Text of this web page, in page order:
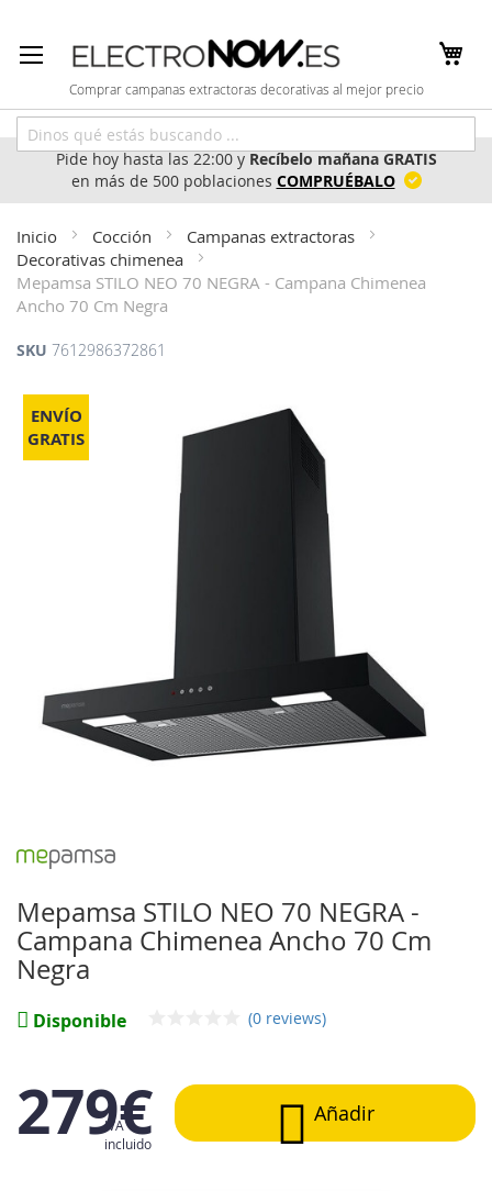
al
contenido
Comprar campanas extractoras decorativas al mejor precio
Pide hoy hasta las 22:00 yRecíbelo mañana GRATIS
en más de 500 poblaciones COMPRUÉBALO
Inicio Cocción
Campanas extractoras
Decorativas chimenea
Mepamsa STILO NEO 70 NEGRA - Campana Chimenea
Ancho 70 Cm Negra
Mepamsa STILO NEO 70 NEGRA -
Campana Chimenea Ancho 70 Cm
Negra
Disponible (0 reviews)
279€
IVA
incluido
Añadir
ENVÍO
GRATIS
SKU 7612986372861
Saltar
final
de
Saltar
de
la
galería
de